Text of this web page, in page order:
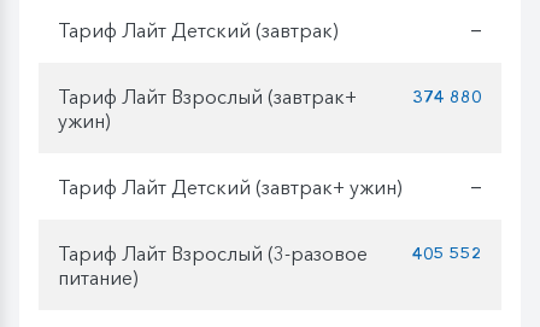
Тариф Лайт Детский (завтрак) —
Тариф Лайт Взрослый (завтрак+
ужин)
374 880
Тариф Лайт Детский (завтрак+ ужин) —
Тариф Лайт Взрослый (3-разовое
питание)
405 552